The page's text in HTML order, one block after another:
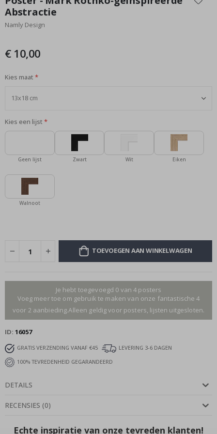
het
begin
van
gallerij
Abstractie
Namly Design
€ 10,00
Kies maat
Kies een lijst
Geen lijst Zwart Wit Eiken
Walnoot
TOEVOEGEN AAN WINKELWAGEN
Je hebt toegevoegd 0 van 4 posters
Voeg meer toe om gebruik te maken van onze fantastische 4
voor 2 aanbieding.Alleen geldig voor posters, lijsten uitgesloten.
ID 16057
GRATIS VERZENDING VANAF €45
LEVERING 3-6 DAGEN
100% TEVREDENHEID GEGARANDEERD
DETAILS
RECENSIES (0)
Echte inspiratie van onze tevreden klanten!